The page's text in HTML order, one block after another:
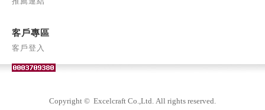
客戶專區
客戶登入
Copyright © Excelcraft Co.,Ltd. All rights reserved.